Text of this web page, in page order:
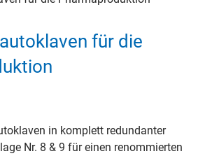
für die
in komplett redundanter
Nr. 8 & 9 für einen renommierten